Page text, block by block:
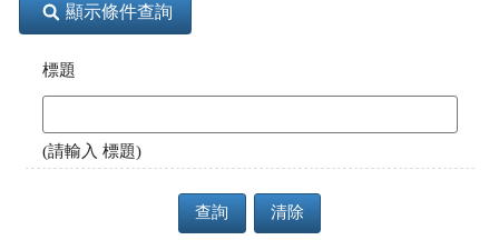
顯示條件查詢
標題
(請輸入 標題)
查詢 清除